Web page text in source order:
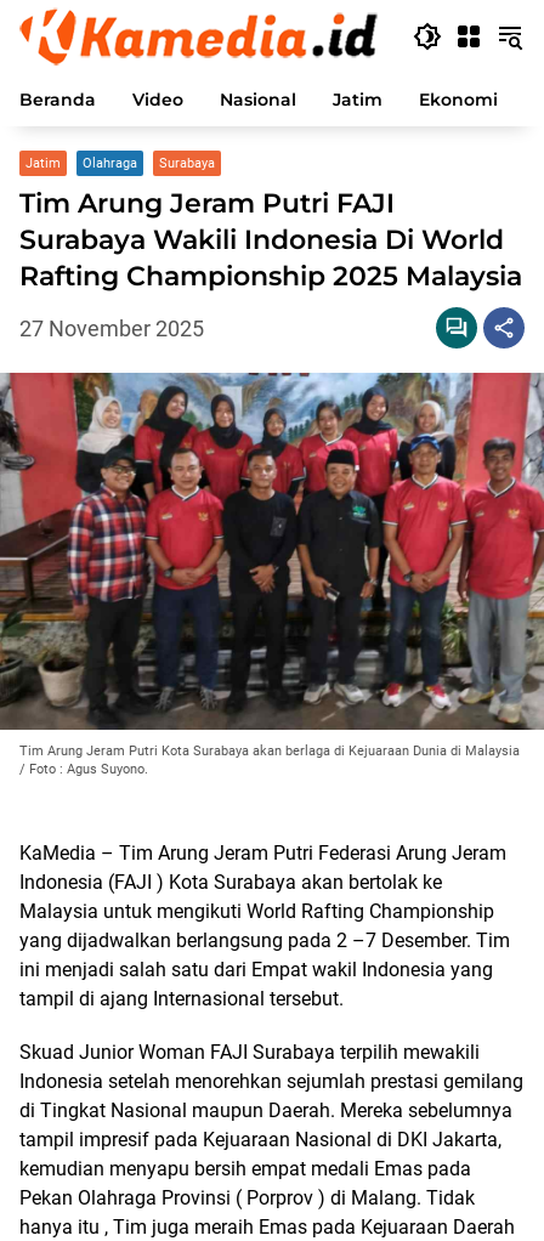
Langsung
konten
Beranda Video Nasional Jatim Ekonomi
Jatim Olahraga Surabaya
Tim Arung Jeram Putri FAJI
Surabaya Wakili Indonesia Di World
Rafting Championship 2025 Malaysia
27 November 2025
Tim Arung Jeram Putri Kota Surabaya akan berlaga di Kejuaraan Dunia di Malaysia
/ Foto : Agus Suyono.
KaMedia – Tim Arung Jeram Putri Federasi Arung Jeram
Indonesia (FAJI ) Kota Surabaya akan bertolak ke
Malaysia untuk mengikuti World Rafting Championship
yang dijadwalkan berlangsung pada 2 –7 Desember. Tim
ini menjadi salah satu dari Empat wakil Indonesia yang
tampil di ajang Internasional tersebut.
Skuad Junior Woman FAJI Surabaya terpilih mewakili
Indonesia setelah menorehkan sejumlah prestasi gemilang
di Tingkat Nasional maupun Daerah. Mereka sebelumnya
tampil impresif pada Kejuaraan Nasional di DKI Jakarta,
kemudian menyapu bersih empat medali Emas pada
Pekan Olahraga Provinsi ( Porprov ) di Malang. Tidak
hanya itu , Tim juga meraih Emas pada Kejuaraan Daerah